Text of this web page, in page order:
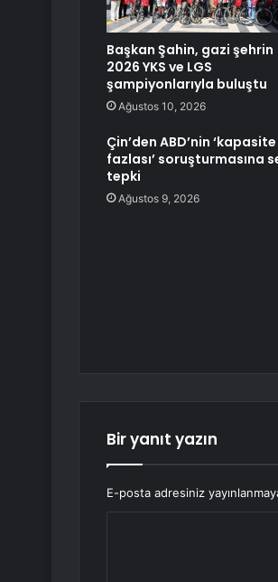
Başkan Şahin, gazi şehrin
2026 YKS ve LGS
şampiyonlarıyla buluştu
Ağustos 10, 2026
Çin’den ABD’nin ‘kapasite
fazlası’ soruşturmasına
tepki
Ağustos 9, 2026
Bir yanıt yazın
E-posta adresiniz